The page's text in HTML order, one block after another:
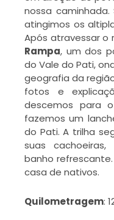
nossa caminhada.
atingimos os
Após atravessar o
Rampa, um dos
do Vale do Pati,
geografia da
fotos e
descemos para
fazemos um
do Pati. A trilha
suas
banho
casa de nativos.
Quilometragem: